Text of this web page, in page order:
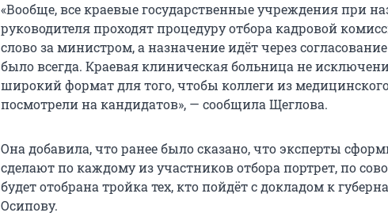
«Вообще, все краевые государственные учреждения при
руководителя проходят процедуру отбора кадровой
слово за министром, а назначение идёт через
было всегда. Краевая клиническая больница не
широкий формат для того, чтобы коллеги из
посмотрели на кандидатов», — сообщила Щеглова.
Она добавила, что ранее было сказано, что эксперты
сделают по каждому из участников отбора портрет, по
будет отобрана тройка тех, кто пойдёт с докладом к
Осипову.